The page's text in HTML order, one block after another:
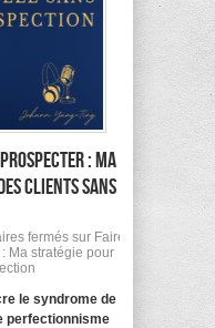
: Ma
clients sans
fermés sur Faire
Ma stratégie pour
le syndrome de
perfectionnisme